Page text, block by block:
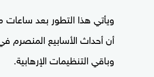
ويأتي هذا التطور بعد
أن أحداث الأسابيع
وباقي التنظيمات الإرهابية.